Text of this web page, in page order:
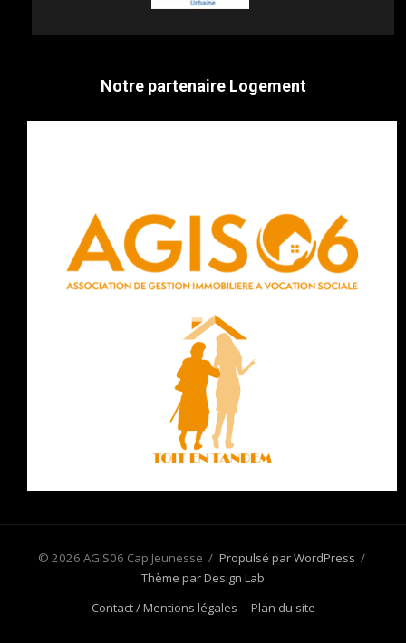
Notre partenaire Logement
© 2026 AGIS06 Cap Jeunesse / Propulsé par WordPress /
Thème par Design Lab
Contact / Mentions légales
Plan du site